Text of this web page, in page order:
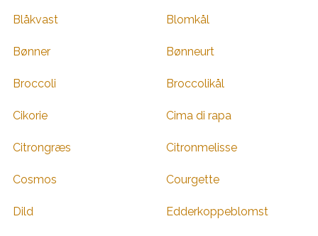
Blåkvast Blomkål
Bønner Bønneurt
Broccoli Broccolikål
Cikorie Cima di rapa
Citrongræs Citronmelisse
Cosmos Courgette
Dild Edderkoppeblomst